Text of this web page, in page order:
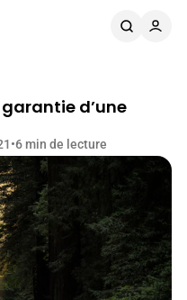
d’une
•6 min de lecture